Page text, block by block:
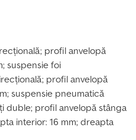
profil anvelopă
suspensie foi
profil anvelopă
suspensie pneumatică
duble; profil anvelopă stânga
interior: 16 mm; dreapta